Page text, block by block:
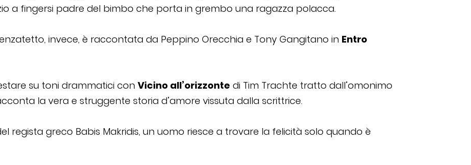
a fingersi padre del bimbo che porta in grembo una ragazza polacca.
invece, è raccontata da Peppino Orecchia e Tony Gangitano in Entro
su toni drammatici con Vicino all’orizzonte di Tim Trachte tratto dall’omonimo
la vera e struggente storia d’amore vissuta dalla scrittrice.
regista greco Babis Makridis, un uomo riesce a trovare la felicità solo quando è